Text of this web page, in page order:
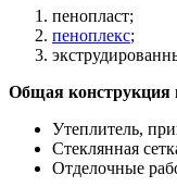
пенопласт;
пеноплекс;
Общая конструкция
Утеплитель,
Стеклянная
Отделочные